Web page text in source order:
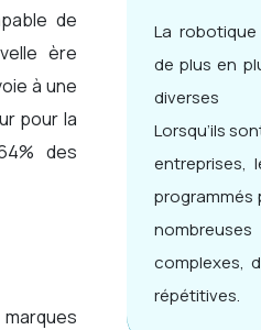
de
ère
à une
pour la
des
La
de plus en
diverses
Lorsqu’ils
entreprises,
programmés
complexes,
répétitives.